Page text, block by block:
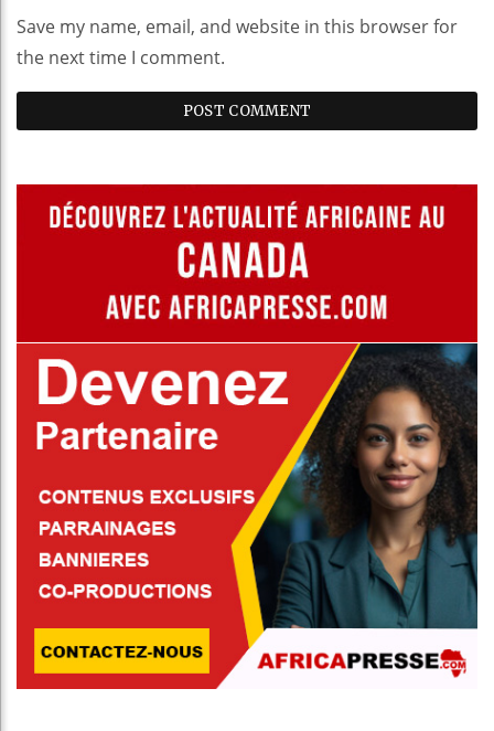
Save my name, email, and website in this browser for
the next time I comment.